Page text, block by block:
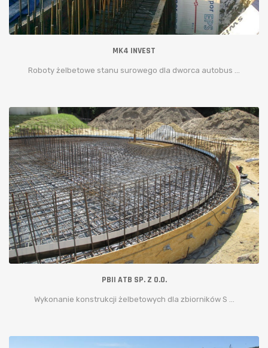
MK4 INVEST
Roboty żelbetowe stanu surowego dla dworca autobus ...
PBII ATB SP. Z O.O.
Wykonanie konstrukcji żelbetowych dla zbiorników S ...